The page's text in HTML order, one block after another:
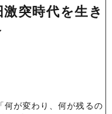
突時代を生き
何が変わり、何が残るの